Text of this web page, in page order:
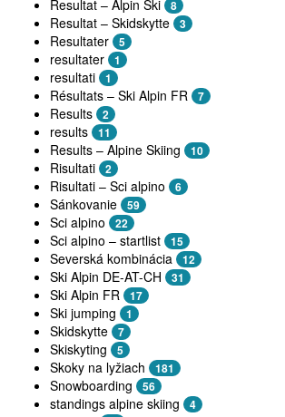
Resultat – Alpin Ski 8
Resultat – Skidskytte 3
Resultater 5
resultater 1
resultati 1
Résultats – Ski Alpin FR 7
Results 2
results 11
Results – Alpine Skiing 10
Risultati 2
Risultati – Sci alpino 6
Sánkovanie 59
Sci alpino 22
Sci alpino – startlist 15
Severská kombinácia 12
Ski Alpin DE-AT-CH 31
Ski Alpin FR 17
Ski jumping 1
Skidskytte 7
Skiskyting 5
Skoky na lyžiach 181
Snowboarding 56
standings alpine skiing 4